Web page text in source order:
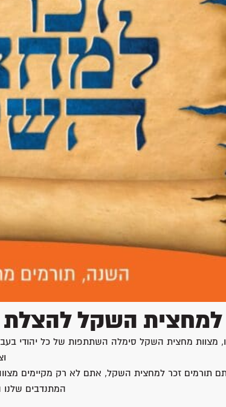
למחצית השקל
מצוות מחצית השקל סימלה השתתפות של כל יהודי
תורמים זכר למחצית השקל, אתם לא רק מקיימים
המתנדבים שלנו